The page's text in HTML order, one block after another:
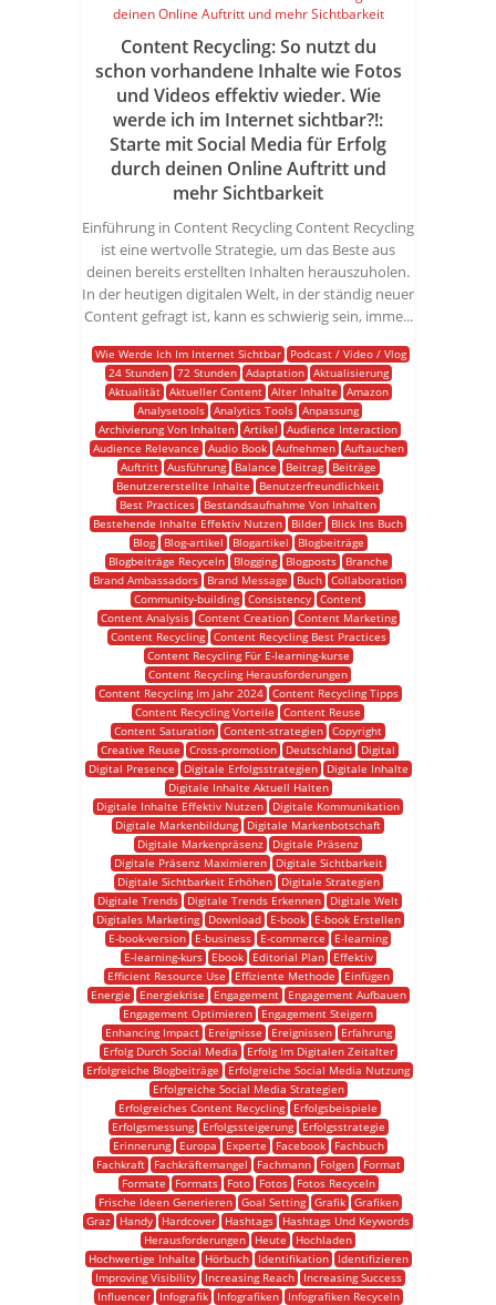
Content Recycling: So nutzt du
schon vorhandene Inhalte wie Fotos
und Videos effektiv wieder. Wie
werde ich im Internet sichtbar?!:
Starte mit Social Media für Erfolg
durch deinen Online Auftritt und
mehr Sichtbarkeit
Einführung in Content Recycling Content Recycling
ist eine wertvolle Strategie, um das Beste aus
deinen bereits erstellten Inhalten herauszuholen.
In der heutigen digitalen Welt, in der ständig neuer
Content gefragt ist, kann es schwierig sein, imme...
Wie Werde Ich Im Internet Sichtbar
Podcast / Video / Vlog
24 Stunden
72 Stunden Adaptation
Aktualisierung
Aktualität
Aktueller Content Alter Inhalte
Amazon
Analysetools Analytics Tools Anpassung
Archivierung Von Inhalten Artikel
Audience Interaction
Audience Relevance
Audio Book Aufnehmen
Auftauchen
Auftritt
Ausführung Balance Beitrag
Beiträge
Benutzererstellte Inhalte
Benutzerfreundlichkeit
Best Practices
Bestandsaufnahme Von Inhalten
Bestehende Inhalte Effektiv Nutzen
Bilder
Blick Ins Buch
Blog
Blog-artikel Blogartikel
Blogbeiträge
Blogbeiträge Recyceln
Blogging Blogposts
Branche
Brand Ambassadors
Brand Message Buch Collaboration
Community-building Consistency Content
Content Analysis
Content Creation
Content Marketing
Content Recycling
Content Recycling Best Practices
Content Recycling Für E-learning-kurse
Content Recycling Herausforderungen
Content Recycling Im Jahr 2024
Content Recycling Tipps
Content Recycling Vorteile
Content Reuse
Content Saturation Content-strategien Copyright
Creative Reuse
Cross-promotion Deutschland
Digital
Digital Presence
Digitale Erfolgsstrategien
Digitale Inhalte
Digitale Inhalte Aktuell Halten
Digitale Inhalte Effektiv Nutzen
Digitale Kommunikation
Digitale Markenbildung
Digitale Markenbotschaft
Digitale Markenpräsenz
Digitale Präsenz
Digitale Präsenz Maximieren
Digitale Sichtbarkeit
Digitale Sichtbarkeit Erhöhen
Digitale Strategien
Digitale Trends
Digitale Trends Erkennen
Digitale Welt
Digitales Marketing
Download E-book
E-book Erstellen
E-book-version
E-business E-commerce
E-learning
E-learning-kurs
Ebook Editorial Plan
Effektiv
Efficient Resource Use
Effiziente Methode
Einfügen
Energie
Energiekrise Engagement
Engagement Aufbauen
Engagement Optimieren
Engagement Steigern
Enhancing Impact
Ereignisse Ereignissen
Erfahrung
Erfolg Durch Social Media
Erfolg Im Digitalen Zeitalter
Erfolgreiche Blogbeiträge
Erfolgreiche Social Media Nutzung
Erfolgreiche Social Media Strategien
Erfolgreiches Content Recycling
Erfolgsbeispiele
Erfolgsmessung
Erfolgssteigerung
Erfolgsstrategie
Erinnerung
Europa Experte Facebook
Fachbuch
Fachkraft
Fachkräftemangel Fachmann Folgen
Format
Formate
Formats Foto Fotos
Fotos Recyceln
Frische Ideen Generieren
Goal Setting Grafik
Grafiken
Graz
Handy Hardcover Hashtags
Hashtags Und Keywords
Herausforderungen
Heute
Hochladen
Hochwertige Inhalte
Hörbuch Identifikation
Identifizieren
Improving Visibility
Increasing Reach
Increasing Success
Influencer
Infografik Infografiken Infografiken Recyceln